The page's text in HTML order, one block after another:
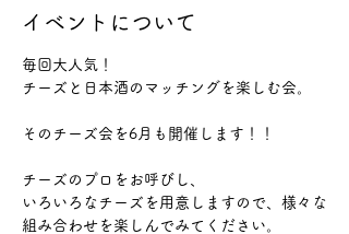
イベントについて
毎回大人気！
チーズと日本酒のマッチングを楽しむ会。
そのチーズ会を6月も開催します！！
チーズのプロをお呼びし、
いろいろなチーズを用意しますので、様々な
組み合わせを楽しんでみてください。